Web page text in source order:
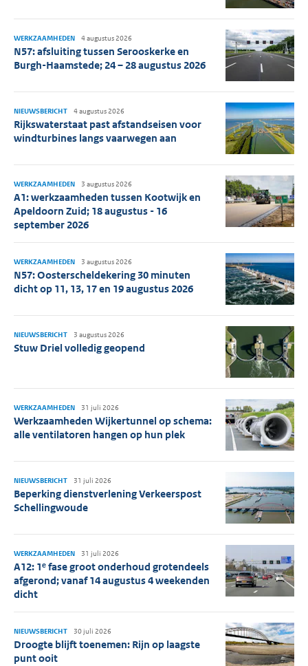
N57: afsluiting tussen Serooskerke en
Burgh-Haamstede; 24 – 28 augustus 2026
WERKZAAMHEDEN 4 augustus 2026
Rijkswaterstaat past afstandseisen voor
windturbines langs vaarwegen aan
NIEUWSBERICHT 4 augustus 2026
A1: werkzaamheden tussen Kootwijk en
Apeldoorn Zuid; 18 augustus - 16
september 2026
WERKZAAMHEDEN 3 augustus 2026
N57: Oosterscheldekering 30 minuten
dicht op 11, 13, 17 en 19 augustus 2026
WERKZAAMHEDEN 3 augustus 2026
Stuw Driel volledig geopend
NIEUWSBERICHT 3 augustus 2026
Werkzaamheden Wijkertunnel op schema:
alle ventilatoren hangen op hun plek
WERKZAAMHEDEN 31 juli 2026
Beperking dienstverlening Verkeerspost
Schellingwoude
NIEUWSBERICHT 31 juli 2026
A12: 1ᵉ fase groot onderhoud grotendeels
afgerond; vanaf 14 augustus 4 weekenden
dicht
WERKZAAMHEDEN 31 juli 2026
Droogte blijft toenemen: Rijn op laagste
punt ooit
NIEUWSBERICHT 30 juli 2026